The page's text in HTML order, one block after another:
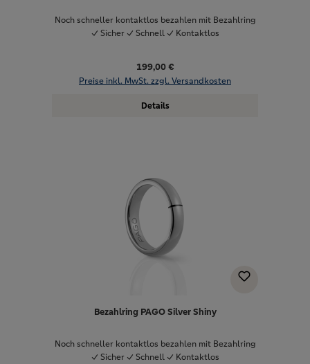
Noch schneller kontaktlos bezahlen mit Bezahlring
✓ Sicher ✓ Schnell ✓ Kontaktlos
199,00 €
Preise inkl. MwSt. zzgl. Versandkosten
Details
Bezahlring PAGO Silver Shiny
Noch schneller kontaktlos bezahlen mit Bezahlring
✓ Sicher ✓ Schnell ✓ Kontaktlos